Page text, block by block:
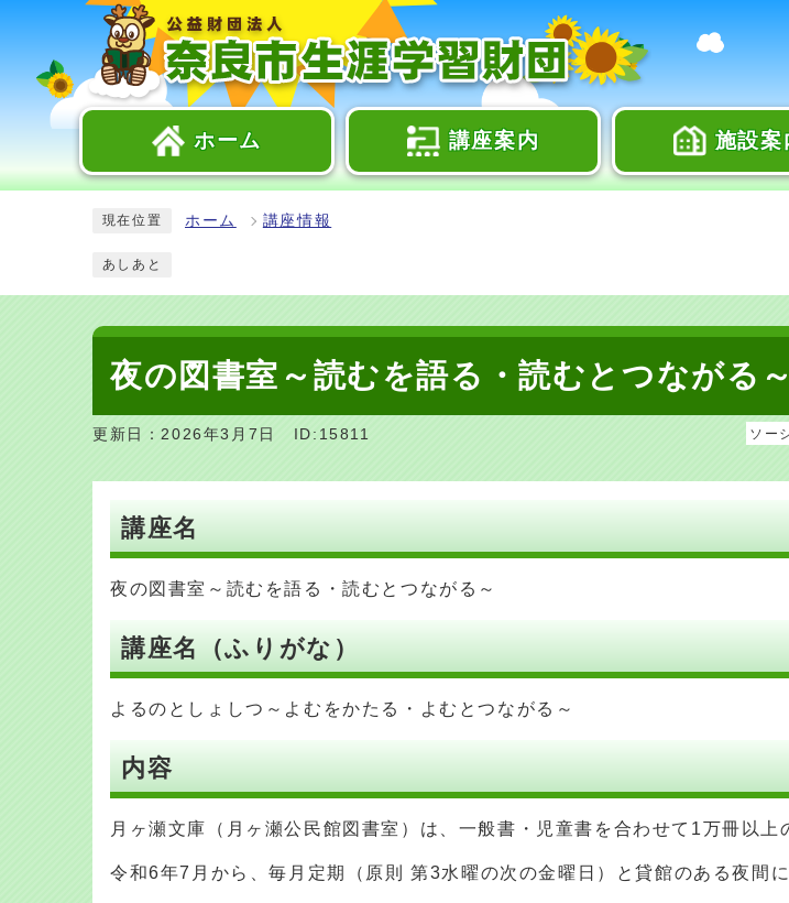
ホーム 講座案内 施設案
現在位置 ホーム 講座情報
あしあと
夜の図書室～読むを語る・読むとつながる～
更新日：2026年3月7日 ID:15811 ソー
講座名
夜の図書室～読むを語る・読むとつながる～
講座名（ふりがな）
よるのとしょしつ～よむをかたる・よむとつながる～
内容
月ヶ瀬文庫（月ヶ瀬公民館図書室）は、一般書・児童書を合わせて1万冊以上
令和6年7月から、毎月定期（原則 第3水曜の次の金曜日）と貸館のある夜間